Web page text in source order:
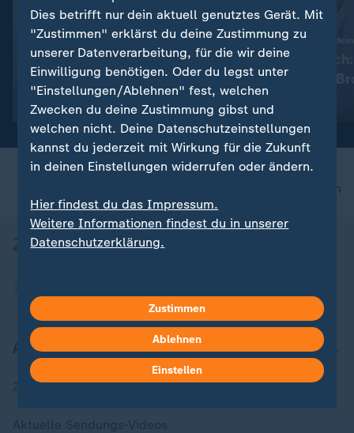
Update
Update am Morgen
Wie schön war doch das
Sommerloch!
mit Video 0:44
Richterwahl am
Ein Jahr
gegen Frauke
Gersdorf?
mit Video
nach oben
Aktuell bei ZDFheute
Zuletzt veröffentlicht
Dies betrifft nur dein aktuell genutztes Gerät. Mit
"Zustimmen" erklärst du deine Zustimmung zu
unserer Datenverarbeitung, für die wir deine
Einwilligung benötigen. Oder du legst unter
"Einstellungen/Ablehnen" fest, welchen
Zwecken du deine Zustimmung gibst und
welchen nicht. Deine Datenschutzeinstellungen
kannst du jederzeit mit Wirkung für die Zukunft
in deinen Einstellungen widerrufen oder ändern.
Hier findest du das Impressum.
Weitere Informationen findest du in unserer
Datenschutzerklärung.
Zustimmen
Ablehnen
Einstellen